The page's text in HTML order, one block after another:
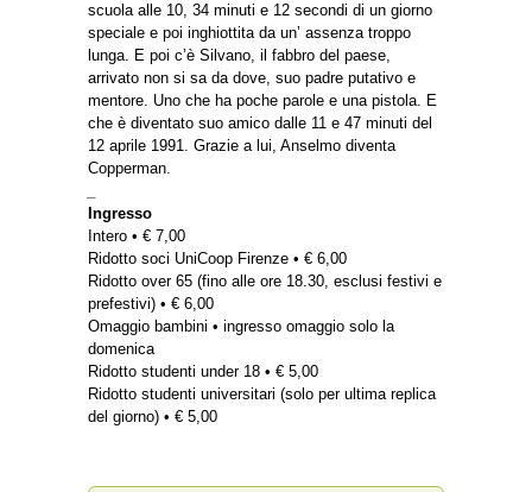
scuola alle 10, 34 minuti e 12 secondi di un giorno
speciale e poi inghiottita da un’ assenza troppo
lunga. E poi c’è Silvano, il fabbro del paese,
arrivato non si sa da dove, suo padre putativo e
mentore. Uno che ha poche parole e una pistola. E
che è diventato suo amico dalle 11 e 47 minuti del
12 aprile 1991. Grazie a lui, Anselmo diventa
Copperman.
Ingresso
Intero • € 7,00
Ridotto soci UniCoop Firenze • € 6,00
Ridotto over 65 (fino alle ore 18.30, esclusi festivi e
prefestivi) • € 6,00
Omaggio bambini • ingresso omaggio solo la
domenica
Ridotto studenti under 18 • € 5,00
Ridotto studenti universitari (solo per ultima replica
del giorno) • € 5,00